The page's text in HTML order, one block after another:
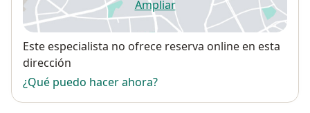
Ampliarse abre en una nueva
Disponibilidad
Este especialista no ofrece reserva online en esta
dirección
¿Qué puedo hacer ahora?